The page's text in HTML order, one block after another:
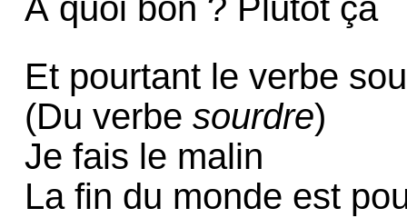
À quoi bon ? Plutôt ça
Et pourtant le verbe
(Du verbesourdre)
Je fais le malin
La fin du monde est